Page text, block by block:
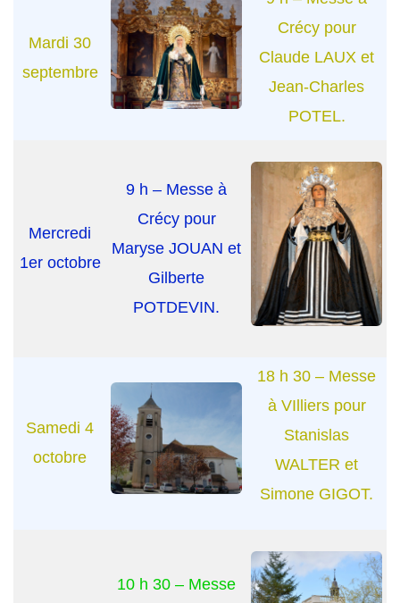
Mardi 30
septembre
Crécy pour
Claude LAUX et
Jean-Charles
POTEL.
Mercredi
1er octobre
9 h – Messe à
Crécy pour
Maryse JOUAN et
Gilberte
POTDEVIN.
Samedi 4
octobre
18 h 30 – Messe
à VIlliers pour
Stanislas
WALTER et
Simone GIGOT.
10 h 30 – Messe